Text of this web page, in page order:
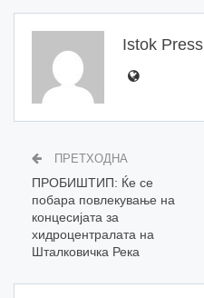
Istok Press
ПРЕТХОДНА
ПРОБИШТИП: Ќе се
побара повлекување на
концесијата за
хидроцентралата на
Шталковичка Река